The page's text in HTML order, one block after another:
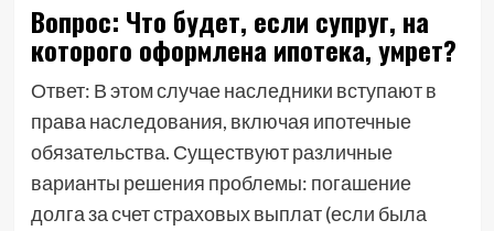
Вопрос: Что будет, если супруг, на
которого оформлена ипотека, умрет?
Ответ: В этом случае наследники вступают в
права наследования, включая ипотечные
обязательства. Существуют различные
варианты решения проблемы: погашение
долга за счет страховых выплат (если была